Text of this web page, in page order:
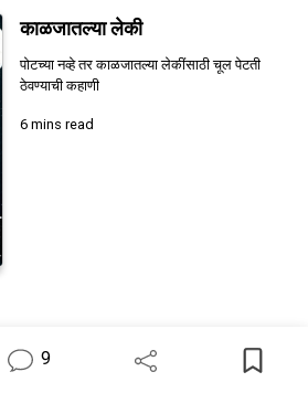
Profile
काळजातल्या लेकी
पोटच्या नव्हे तर काळजातल्या लेकींसाठी चूल पेटती
ठेवण्याची कहाणी
6 mins read
9